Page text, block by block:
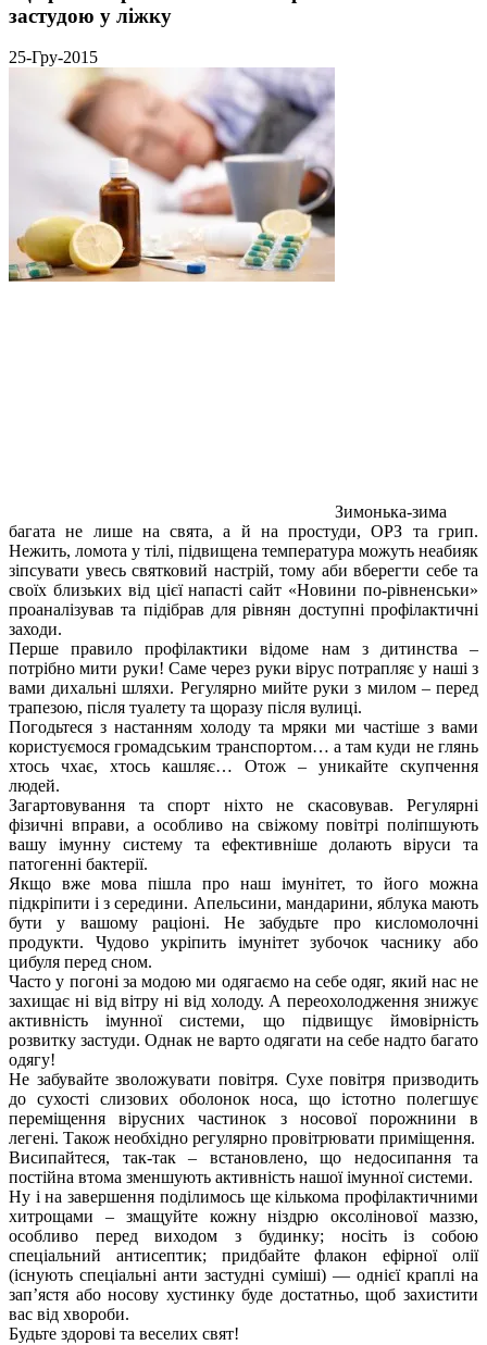
застудою у ліжку
25-Гру-2015
Зимонька-зима
багата не лише на свята, а й на простуди, ОРЗ та грип.
Нежить, ломота у тілі, підвищена температура можуть неабияк
зіпсувати увесь святковий настрій, тому аби вберегти себе та
своїх близьких від цієї напасті сайт «Новини по-рівненськи»
проаналізував та підібрав для рівнян доступні профілактичні
заходи.
Перше правило профілактики відоме нам з дитинства –
потрібно мити руки! Саме через руки вірус потрапляє у наші з
вами дихальні шляхи. Регулярно мийте руки з милом – перед
трапезою, після туалету та щоразу після вулиці.
Погодьтеся з настанням холоду та мряки ми частіше з вами
користуємося громадським транспортом… а там куди не глянь
хтось чхає, хтось кашляє… Отож – уникайте скупчення
людей.
Загартовування та спорт ніхто не скасовував. Регулярні
фізичні вправи, а особливо на свіжому повітрі поліпшують
вашу імунну систему та ефективніше долають віруси та
патогенні бактерії.
Якщо вже мова пішла про наш імунітет, то його можна
підкріпити і з середини. Апельсини, мандарини, яблука мають
бути у вашому раціоні. Не забудьте про кисломолочні
продукти. Чудово укріпить імунітетзубочок часнику або
цибуля перед сном.
Часто у погоні за модою ми одягаємо на себе одяг, який нас не
захищає ні від вітру ні від холоду. А переохолодження знижує
активність імунної системи, що підвищує ймовірність
розвитку застуди. Однак не варто одягати на себе надто багато
одягу!
Не забувайте зволожувати повітря. Сухе повітря призводить
до сухості слизових оболонок носа, що істотно полегшує
переміщення вірусних частинок з носової порожнини в
легені. Також необхідно регулярно провітрювати приміщення.
Висипайтеся, так-так – встановлено, що недосипання та
постійна втома зменшують активність нашої імунної системи.
Ну і на завершення поділимось ще кількома профілактичними
хитрощами – змащуйте кожну ніздрю оксолінової маззю,
особливо перед виходом з будинку; носіть із собою
спеціальний антисептик; придбайте флакон ефірної олії
(існують спеціальні анти застудні суміші) — однієї краплі на
зап’ястя або носову хустинку буде достатньо, щоб захистити
вас від хвороби.
Будьте здорові та веселих свят!